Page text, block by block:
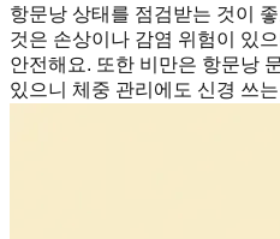
항문낭 상태를 점검받는 것이
것은 손상이나 감염 위험이 있
안전해요. 또한 비만은 항문낭
있으니 체중 관리에도 신경 쓰